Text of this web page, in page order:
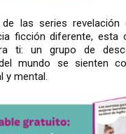
las series revelación
ficción diferente, esta
ti: un grupo de
mundo se sienten
y mental.